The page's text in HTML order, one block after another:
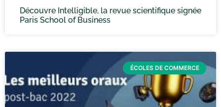
Découvre Intelligible, la revue scientifique signée
Paris School of Business
ÉCOLES DE COMMERCE